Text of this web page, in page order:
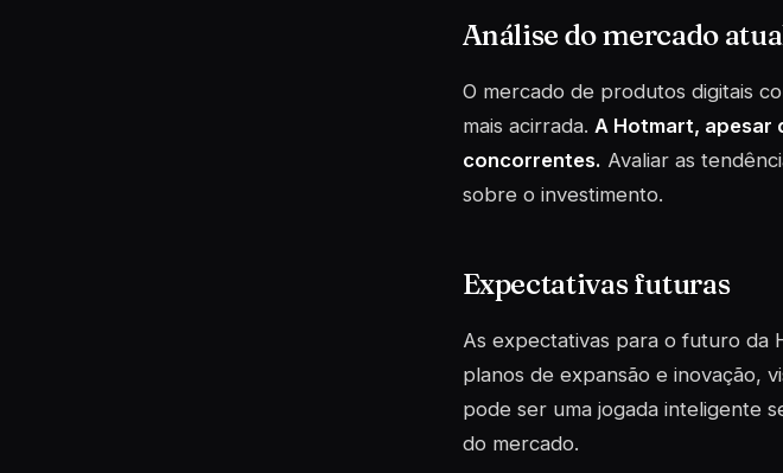
Análise do mercado
O mercado de produtos digitais
mais acirrada. A Hotmart, apesar
concorrentes. Avaliar as
sobre o investimento.
Expectativas futuras
As expectativas para o futuro da
planos de expansão e inovação,
pode ser uma jogada inteligente
do mercado.